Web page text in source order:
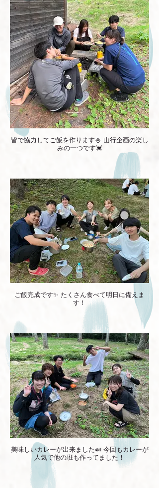
皆で協力してご飯を作ります🍚 山行企画の楽し
みの一つです💓
ご飯完成です✨ たくさん食べて明日に備えま
す！
美味しいカレーが出来ました🍛 今回もカレーが
人気で他の班も作ってました！